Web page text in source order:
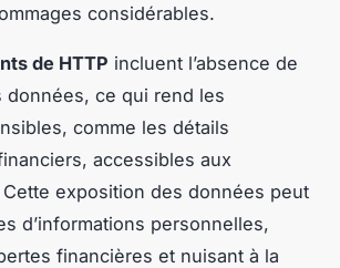
considérables.
de HTTP incluent l’absence de
données, ce qui rend les
comme les détails
accessibles aux
exposition des données peut
d’informations personnelles,
financières et nuisant à la